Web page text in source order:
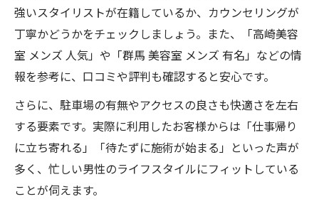
強いスタイリストが在籍しているか、カウンセリングが
丁寧かどうかをチェックしましょう。また、「高崎美容
室 メンズ 人気」や「群馬 美容室 メンズ 有名」などの情
報を参考に、口コミや評判も確認すると安心です。
さらに、駐車場の有無やアクセスの良さも快適さを左右
する要素です。実際に利用したお客様からは「仕事帰り
に立ち寄れる」「待たずに施術が始まる」といった声が
多く、忙しい男性のライフスタイルにフィットしている
ことが伺えます。